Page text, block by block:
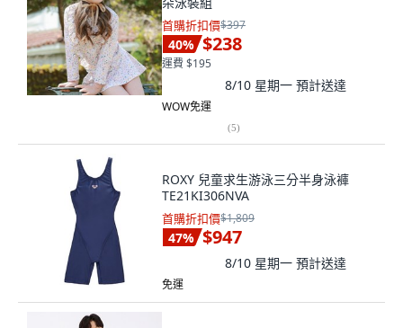
首購折扣價$397
40% $238
運費 $195
8/10 星期一 預計送達
WOW免運
(5)
ROXY 兒童求生游泳三分半身泳褲
TE21KI306NVA
首購折扣價$1,809
47% $947
8/10 星期一 預計送達
免運